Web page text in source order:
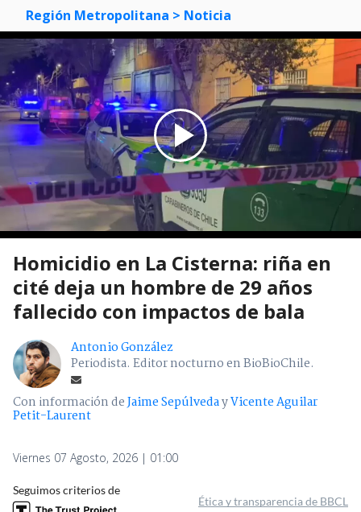
Región Metropolitana > Noticia
Homicidio en La Cisterna: riña en
cité deja un hombre de 29 años
fallecido con impactos de bala
Antonio González
Periodista. Editor nocturno en BioBioChile.
Con información deJaime SepúlvedayVicente Aguilar
Petit-Laurent
Viernes 07 Agosto, 2026 | 01:00
Seguimos criterios de
Ética y transparencia de BBCL